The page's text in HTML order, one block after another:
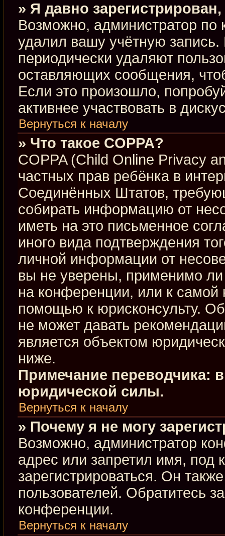
» Я давно
Возможно, администратор по
удалил вашу учётную
периодически удаляют
оставляющих сообщения,
Если это произошло,
активнее участвовать в
Вернуться к началу
» Что такое COPPA?
COPPA (Child Online Privacy
частных прав ребёнка в
Соединённых Штатов,
собирать информацию от
иметь на это письменное
иного вида подтверждения
личной информации от
вы не уверены, применимо
на конференции, или к самой
помощью к юрисконсульту.
не может давать
является объектом
ниже.
Примечание переводчика:
юридической силы.
Вернуться к началу
» Почему я не могу
Возможно, администратор
адрес или запретил имя, под
зарегистрироваться. Он
пользователей. Обратитесь
конференции.
Вернуться к началу